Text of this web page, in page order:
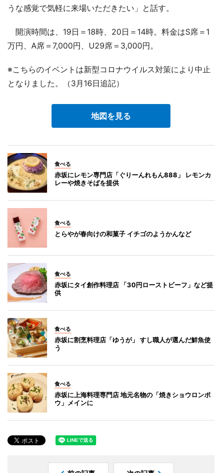
うな感覚で気軽に来場いただきたい」と話す。
開演時間は、19日＝18時、20日＝14時。料金はS席＝1
万円、A席＝7,000円、U29席＝3,000円。
※こちらのイベントは新型コロナウイルス対策により中止
となりました。（3月16日追記）
地図を見る
食べる
赤坂にレモン専門店「ぐりーんれもん888」 レモンカ
レーや焼きそばを提供
食べる
とらやが春向けの和菓子 イチゴのようかんなど
食べる
赤坂にタイ創作料理店 「30円ローストビーフ」など提
供
食べる
赤坂に割烹料理店「ゆうが」 すし職人が選んだ鮮魚使
う
食べる
赤坂に上海料理専門店 地元名物の「焼きショウロンポ
ウ」メインに